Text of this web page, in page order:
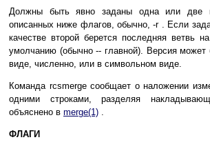
Должны быть явно заданы одна или две
описанных ниже флагов, обычно, -r . Если
качестве второй берется последняя ветвь
умолчанию (обычно -- главной). Версия может
виде, численно, или в символьном виде.
Команда rcsmerge сообщает о наложении
одними строками, разделяя
объяснено в merge(1) .
ФЛАГИ